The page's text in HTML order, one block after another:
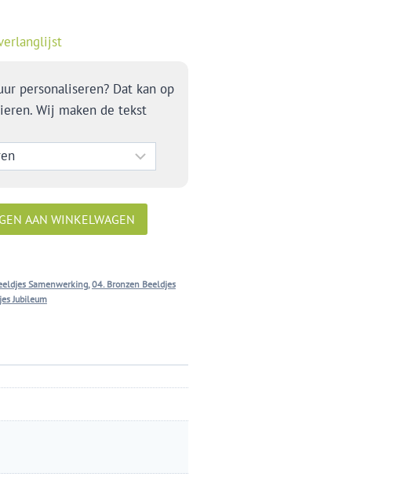
personaliseren? Dat kan op
Wij maken de tekst
AAN WINKELWAGEN
Samenwerking, 04. Bronzen Beeldjes
Jubileum